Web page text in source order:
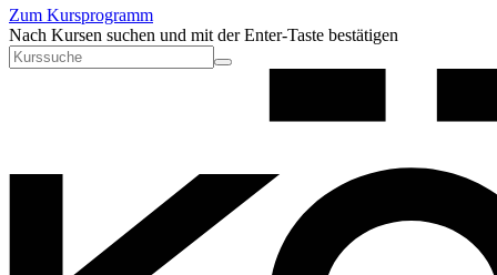
Zum Kursprogramm
Nach Kursen suchen und mit der Enter-Taste bestätigen